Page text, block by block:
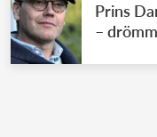
Prins
–